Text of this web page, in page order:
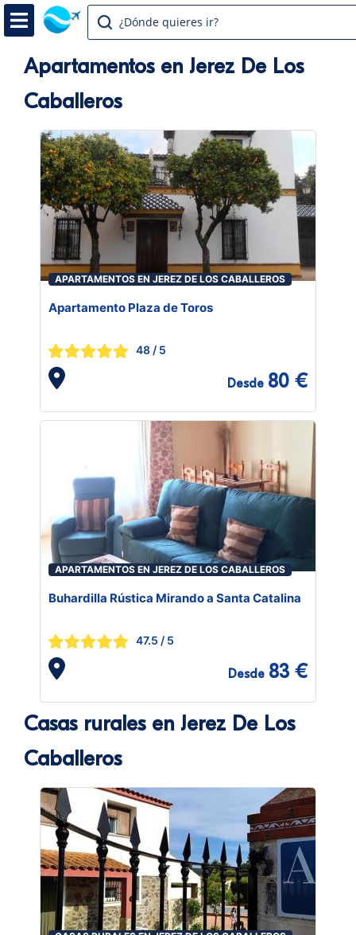
¿Dónde quieres ir?
Apartamentos en Jerez De Los
Caballeros
APARTAMENTOS EN JEREZ DE LOS CABALLEROS
Apartamento Plaza de Toros
48 / 5
Desde 80 €
APARTAMENTOS EN JEREZ DE LOS CABALLEROS
Buhardilla Rústica Mirando a Santa Catalina
47.5 / 5
Desde 83 €
Casas rurales en Jerez De Los
Caballeros